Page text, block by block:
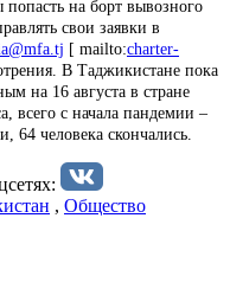
на борт вывозного
свои заявки в
[ mailto:charter-
В Таджикистане пока
на 16 августа в стране
всего с начала пандемии –
64 человека скончались.
, Общество